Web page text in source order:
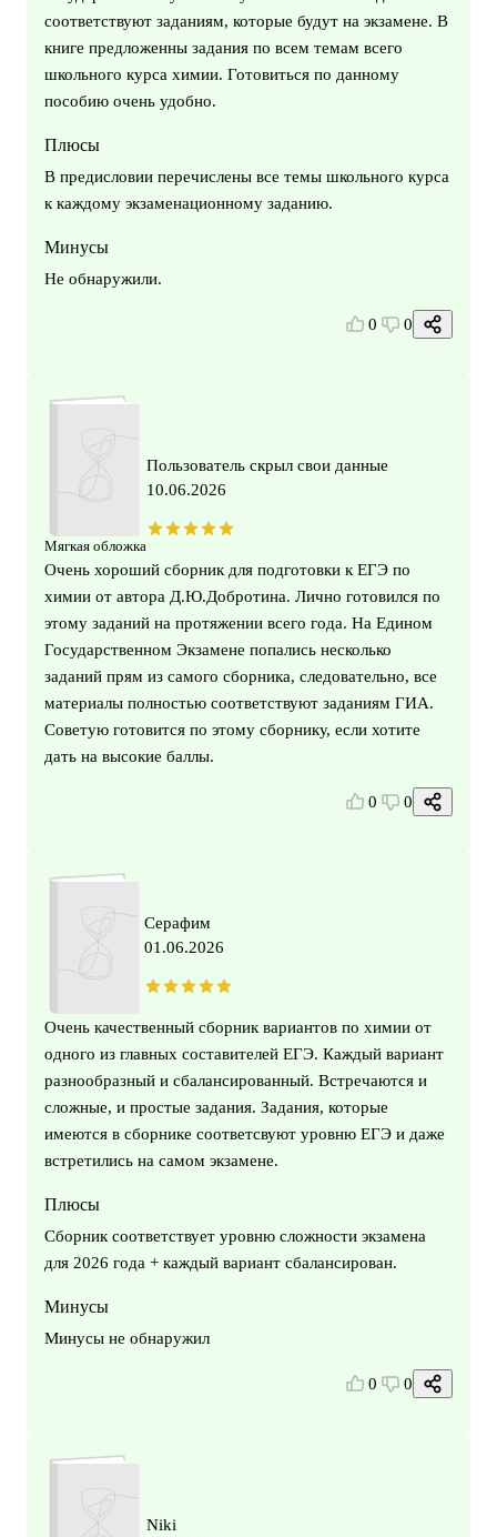
соответствуют заданиям, которые будут на экзамене. В
книге предложенны задания по всем темам всего
школьного курса химии. Готовиться по данному
пособию очень удобно.
Плюсы
В предисловии перечислены все темы школьного курса
к каждому экзаменационному заданию.
Минусы
Не обнаружили.
0 0
Мягкая обложка
Пользователь скрыл свои данные
10.06.2026
Очень хороший сборник для подготовки к ЕГЭ по
химии от автора Д.Ю.Добротина. Лично готовился по
этому заданий на протяжении всего года. На Едином
Государственном Экзамене попались несколько
заданий прям из самого сборника, следовательно, все
материалы полностью соответствуют заданиям ГИА.
Советую готовится по этому сборнику, если хотите
дать на высокие баллы.
0 0
Серафим
01.06.2026
Очень качественный сборник вариантов по химии от
одного из главных составителей ЕГЭ. Каждый вариант
разнообразный и сбалансированный. Встречаются и
сложные, и простые задания. Задания, которые
имеются в сборнике соответсвуют уровню ЕГЭ и даже
встретились на самом экзамене.
Плюсы
Сборник соответствует уровню сложности экзамена
для 2026 года + каждый вариант сбалансирован.
Минусы
Минусы не обнаружил
0 0
Niki